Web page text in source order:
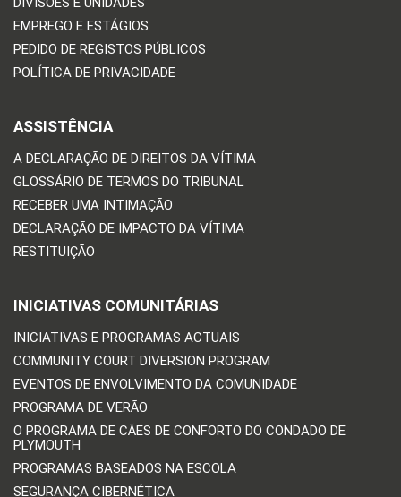
EMPREGO E ESTÁGIOS
PEDIDO DE REGISTOS PÚBLICOS
POLÍTICA DE PRIVACIDADE
ASSISTÊNCIA
A DECLARAÇÃO DE DIREITOS DA VÍTIMA
GLOSSÁRIO DE TERMOS DO TRIBUNAL
RECEBER UMA INTIMAÇÃO
DECLARAÇÃO DE IMPACTO DA VÍTIMA
RESTITUIÇÃO
INICIATIVAS COMUNITÁRIAS
INICIATIVAS E PROGRAMAS ACTUAIS
COMMUNITY COURT DIVERSION PROGRAM
EVENTOS DE ENVOLVIMENTO DA COMUNIDADE
PROGRAMA DE VERÃO
O PROGRAMA DE CÃES DE CONFORTO DO CONDADO DE
PLYMOUTH
PROGRAMAS BASEADOS NA ESCOLA
SEGURANÇA CIBERNÉTICA